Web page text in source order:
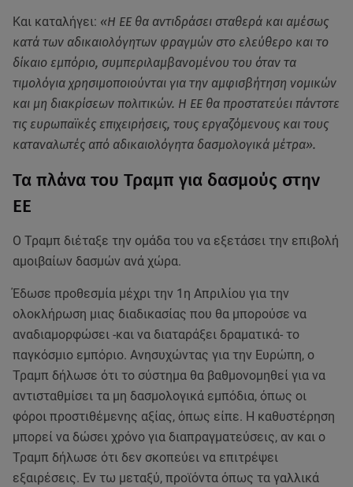
Και καταλήγει: «Η ΕΕ θα αντιδράσει σταθερά και αμέσως
κατά των αδικαιολόγητων φραγμών στο ελεύθερο και το
δίκαιο εμπόριο, συμπεριλαμβανομένου του όταν τα
τιμολόγια χρησιμοποιούνται για την αμφισβήτηση νομικών
και μη διακρίσεων πολιτικών. Η ΕΕ θα προστατεύει πάντοτε
τις ευρωπαϊκές επιχειρήσεις, τους εργαζόμενους και τους
καταναλωτές από αδικαιολόγητα δασμολογικά μέτρα».
Τα πλάνα του Τραμπ για δασμούς στην
ΕΕ
Ο Τραμπ διέταξε την ομάδα του να εξετάσει την επιβολή
αμοιβαίων δασμών ανά χώρα.
Έδωσε προθεσμία μέχρι την 1η Απριλίου για την
ολοκλήρωση μιας διαδικασίας που θα μπορούσε να
αναδιαμορφώσει -και να διαταράξει δραματικά- το
παγκόσμιο εμπόριο. Ανησυχώντας για την Ευρώπη, ο
Τραμπ δήλωσε ότι το σύστημα θα βαθμονομηθεί για να
αντισταθμίσει τα μη δασμολογικά εμπόδια, όπως οι
φόροι προστιθέμενης αξίας, όπως είπε. Η καθυστέρηση
μπορεί να δώσει χρόνο για διαπραγματεύσεις, αν και ο
Τραμπ δήλωσε ότι δεν σκοπεύει να επιτρέψει
εξαιρέσεις. Εν τω μεταξύ, προϊόντα όπως τα γαλλικά